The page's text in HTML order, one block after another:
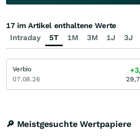
🔎 Meistgesuchte Wertpapiere
Intraday 5T 1M 3M 1J 3J
17 im Artikel enthaltene Werte
Verbio
07.08.26